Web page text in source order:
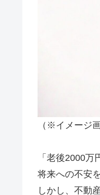
（※イメージ画
「老後2000
将来への不安
しかし、不動